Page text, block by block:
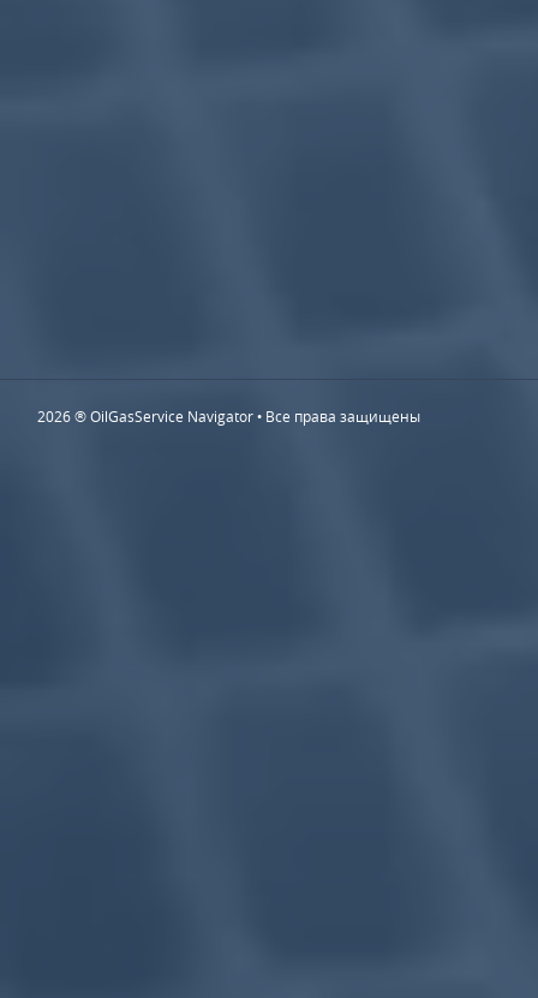
2026 ® OilGasService Navigator • Все права защищены